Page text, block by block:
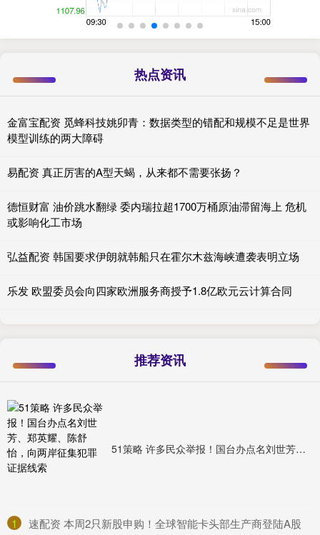
热点资讯
金富宝配资 觅蜂科技姚卯青：数据类型的错配和规模不足是世界
模型训练的两大障碍
易配资 真正厉害的A型天蝎，从来都不需要张扬？
德恒财富 油价跳水翻绿 委内瑞拉超1700万桶原油滞留海上 危机
或影响化工市场
弘益配资 韩国要求伊朗就韩船只在霍尔木兹海峡遭袭表明立场
乐发 欧盟委员会向四家欧洲服务商授予1.8亿欧元云计算合同
推荐资讯
51策略 许多民众举报！国台办点名刘世芳、郑英耀、陈舒怡，向两岸征集犯罪证据线索
1 ​速配资 本周2只新股申购！全球智能卡头部生产商登陆A股